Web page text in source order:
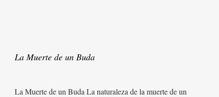
La Muerte de un Buda
La Muerte de un Buda La naturaleza de la muerte de un